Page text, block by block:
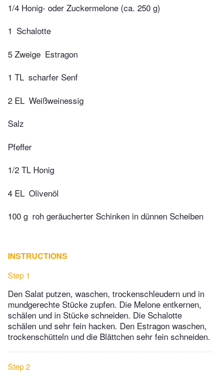
1/4 Honig- oder Zuckermelone (ca. 250 g)
1 Schalotte
5 Zweige Estragon
1 TL scharfer Senf
2 EL Weißweinessig
Salz
Pfeffer
1/2 TL Honig
4 EL Olivenöl
100 g roh geräucherter Schinken in dünnen Scheiben
INSTRUCTIONS
Step 1
Den Salat putzen, waschen, trockenschleudern und in
mundgerechte Stücke zupfen. Die Melone entkernen,
schälen und in Stücke schneiden. Die Schalotte
schälen und sehr fein hacken. Den Estragon waschen,
trockenschütteln und die Blättchen sehr fein schneiden.
Step 2